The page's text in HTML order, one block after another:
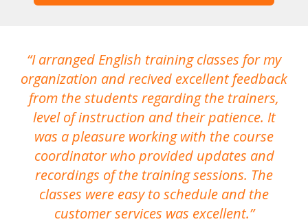
I arranged English training classes for my
organization and recived excellent feedback
from the students regarding the trainers,
level of instruction and their patience. It
was a pleasure working with the course
coordinator who provided updates and
recordings of the training sessions. The
classes were easy to schedule and the
customer services was excellent.